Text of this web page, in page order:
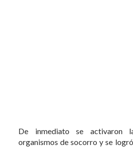
De inmediato se activaron
organismos de socorro y se